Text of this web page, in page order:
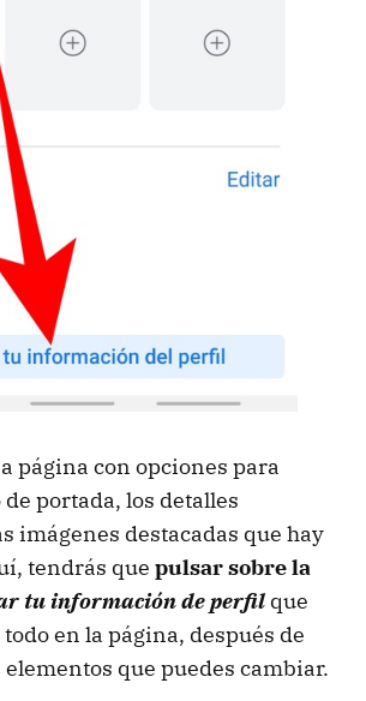
página con opciones para
portada, los detalles
imágenes destacadas que hay
tendrás que pulsar sobre la
tu información de perfil que
en la página, después de
elementos que puedes cambiar.